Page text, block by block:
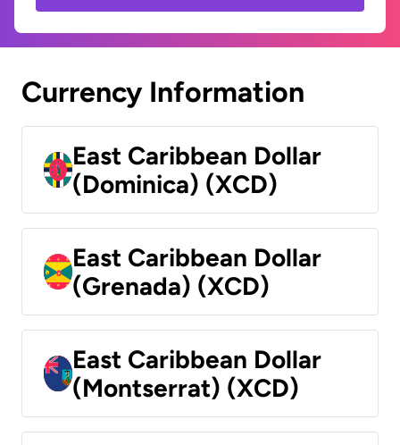
Currency Information
East Caribbean Dollar
(Dominica) (XCD)
East Caribbean Dollar
(Grenada) (XCD)
East Caribbean Dollar
(Montserrat) (XCD)